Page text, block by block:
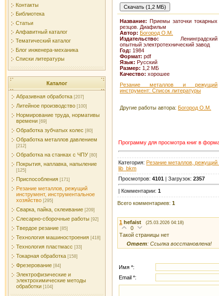
Контакты
Библиотека
Статьи
Алфавитный каталог
Тематический каталог
Блог инженера-механика
Списки литературы
Каталог
Абразивная обработка [207]
Литейное производство [100]
Нормирование труда, нормативы
времени [69]
Обработка зубчатых колес [80]
Обработка металлов давлением
[212]
Обработка на станках с ЧПУ [80]
Покрытия, наплавка, напыление
[125]
Приспособления [171]
Резание металлов, режущий
инструмент, инструментальное
хозяйство [295]
Сварка, пайка, склеивание [209]
Слесарно-сборочные работы [92]
Твердое резание [85]
Технология машиностроения [418]
Технология пластмасс [33]
Токарная обработка [158]
Фрезерование [84]
Электрофизические и
электрохимические методы
обработки [104]
Название: Приемы заточки токарных
резцов. Диафильм
Автор: Богород О.М.
Издательство: Ленинградский
опытный электротехнический завод
Год: 1984
Формат: pdf
Язык: Русский
Размер: 1,2 МБ
Качество: хорошее
Резание металлов и режущий
инструмент: Список литературы
Другие работы автора: Богород О.М.
Программу для просмотра книг в
Категория: Резание металлов, режущий
lib_bkm
Просмотров: 4101 | Загрузок: 2357
| Комментарии: 1
Всего комментариев: 1
1 hefaist (25.03.2026 04:18)
0
Такой страницы нет
Ответ: Ссылка восстановлена!
Имя *:
Email *: